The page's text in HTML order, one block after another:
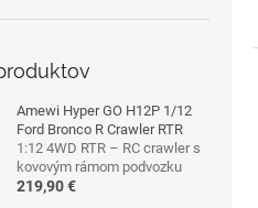
Amewi Hyper GO H12P 1/12
Ford Bronco R Crawler RTR
1:12 4WD RTR – RC crawler s
kovovým rámom podvozku
219,90 €